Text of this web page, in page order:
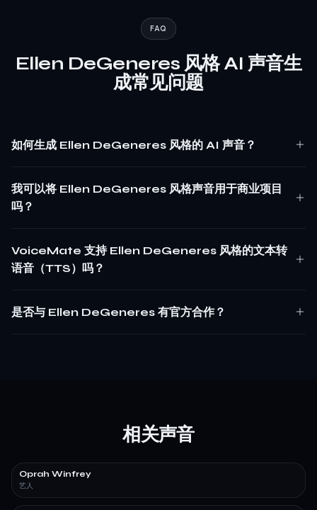
FAQ
Ellen DeGeneres 风格 AI 声音生
成常见问题
如何生成 Ellen DeGeneres 风格的 AI 声音？
我可以将 Ellen DeGeneres 风格声音用于商业项目
吗？
VoiceMate 支持 Ellen DeGeneres 风格的文本转
语音（TTS）吗？
是否与 Ellen DeGeneres 有官方合作？
相关声音
Oprah Winfrey
艺人